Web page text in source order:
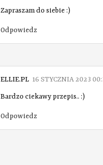
Zapraszam do siebie :)
Odpowiedz
ELLIE.PL 16 STYCZNIA 2023
Bardzo ciekawy przepis.. :)
Odpowiedz